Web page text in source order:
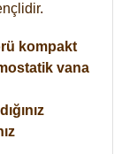
kompakt
vana